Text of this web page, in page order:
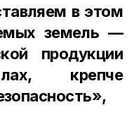
в этом
земель —
продукции
крепче